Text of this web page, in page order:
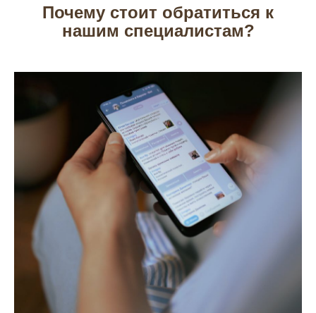
Почему стоит обратиться к
нашим специалистам?